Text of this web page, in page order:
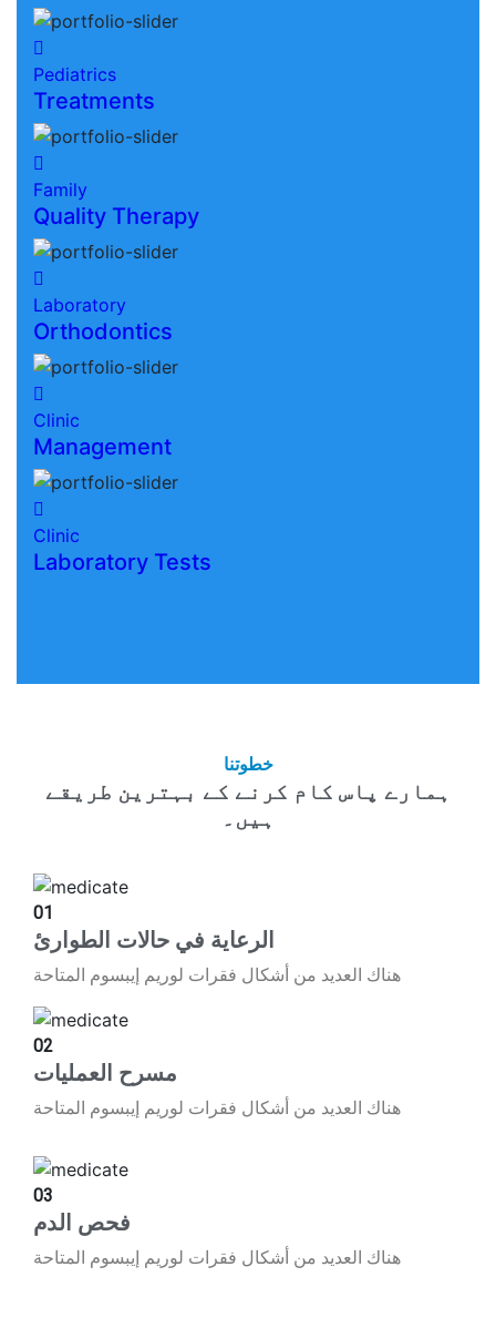
Pediatrics
Treatments
Family
Quality Therapy
Laboratory
Orthodontics
Clinic
Management
Clinic
Laboratory Tests
خطوتنا
ہمارے پاس کام کرنے کے بہترین طریقے
ہیں۔
01
الرعاية في حالات الطوارئ
هناك العديد من أشكال فقرات لوريم إيبسوم المتاحة
02
مسرح العمليات
هناك العديد من أشكال فقرات لوريم إيبسوم المتاحة
03
فحص الدم
هناك العديد من أشكال فقرات لوريم إيبسوم المتاحة